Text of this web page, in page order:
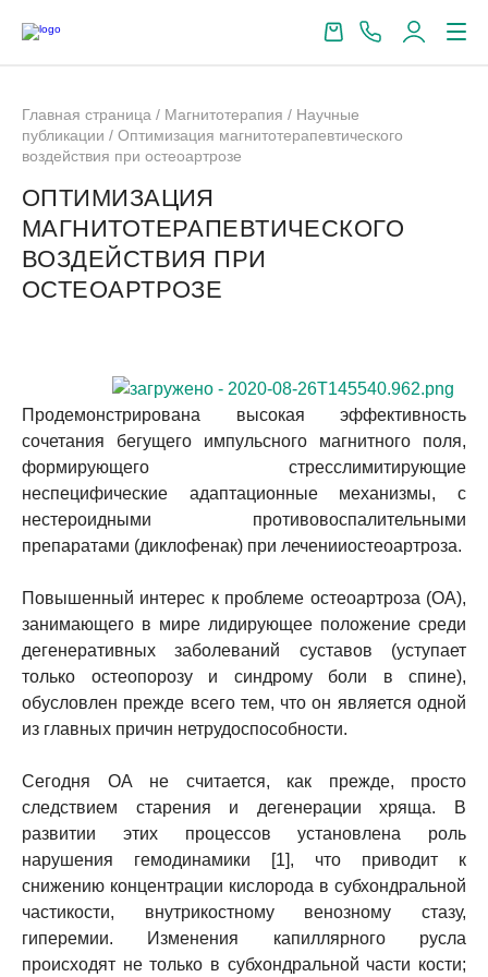
Главная страница / Магнитотерапия / Научные
публикации / Оптимизация магнитотерапевтического
воздействия при остеоартрозе
ОПТИМИЗАЦИЯ
МАГНИТОТЕРАПЕВТИЧЕСКОГО
ВОЗДЕЙСТВИЯ ПРИ
ОСТЕОАРТРОЗЕ
Продемонстрирована высокая эффективность
сочетания бегущего импульсного магнитного поля,
формирующего стресслимитирующие
неспецифические адаптационные механизмы, с
нестероидными противовоспалительными
препаратами (диклофенак) при леченииостеоартроза.
Повышенный интерес к проблеме остеоартроза (ОА),
занимающего в мире лидирующее положение среди
дегенеративных заболеваний суставов (уступает
только остеопорозу и синдрому боли в спине),
обусловлен прежде всего тем, что он является одной
из главных причин нетрудоспособности.
Сегодня ОА не считается, как прежде, просто
следствием старения и дегенерации хряща. В
развитии этих процессов установлена роль
нарушения гемодинамики [1], что приводит к
снижению концентрации кислорода в субхондральной
частикости, внутрикостному венозному стазу,
гиперемии. Изменения капиллярного русла
происходят не только в субхондральной части кости;